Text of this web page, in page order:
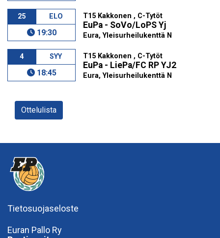
25 ELO
19:30
T15 Kakkonen , C-Tytöt
EuPa - SoVo/LoPS Yj
Eura, Yleisurheilukenttä N
4 SYY
18:45
T15 Kakkonen , C-Tytöt
EuPa - LiePa/FC RP YJ2
Eura, Yleisurheilukenttä N
Ottelulista
Tietosuojaseloste
Euran Pallo Ry